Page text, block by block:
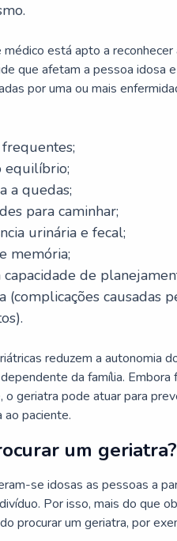
está apto a
que afetam a pessoa idosa
por uma ou mais
equilíbrio;
a quedas;
para caminhar;
urinária e fecal;
memória;
capacidade de
(complicações causadas
reduzem a autonomia
da família.
o geriatra pode atuar para
ao paciente.
um geriatra?
se idosas as pessoas a
Por isso, mais do que
procurar um geriatra, por